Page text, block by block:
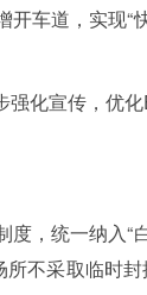
车道，实现
化宣传，优
，统一纳入
不采取临时